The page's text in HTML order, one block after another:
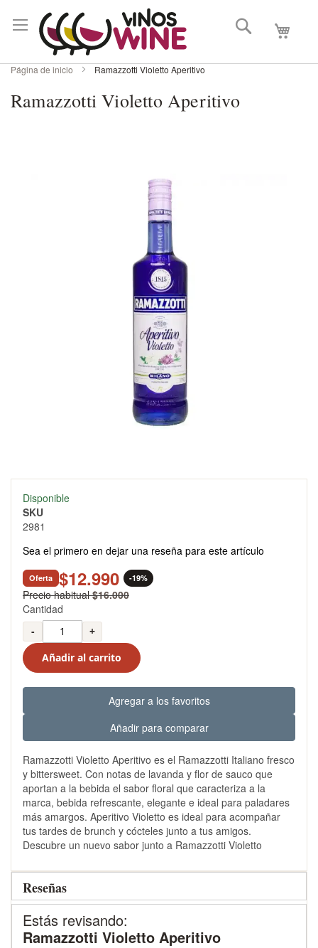
Mi
Buscar
Página de inicio Ramazzotti Violetto Aperitivo
Ramazzotti Violetto Aperitivo
the
beginning
the
images
gallery
Disponible
SKU
2981
Sea el primero en dejar una reseña para este artículo
Oferta $12.990 -19%
Precio habitual $16.000
Cantidad
-
+
Añadir al carrito
Agregar a los favoritos
Añadir para comparar
Ramazzotti Violetto Aperitivo es el Ramazzotti Italiano fresco
y bittersweet. Con notas de lavanda y flor de sauco que
aportan a la bebida el sabor floral que caracteriza a la
marca, bebida refrescante, elegante e ideal para paladares
más amargos. Aperitivo Violetto es ideal para acompañar
tus tardes de brunch y cócteles junto a tus amigos.
Descubre un nuevo sabor junto a Ramazzotti Violetto
Reseñas
Estás revisando:
Ramazzotti Violetto Aperitivo